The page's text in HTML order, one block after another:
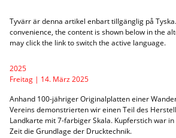
Tyvärr är denna artikel enbart tillgänglig påTyska
convenience, the content is shown below in the
may click the link to switch the active language.
2025
Freitag | 14. März 2025
Anhand 100-jähriger Originalplatten einer
Vereins demonstrierten wir einen Teil des
Landkarte mit 7-farbiger Skala. Kupferstich war
Zeit die Grundlage der Drucktechnik.